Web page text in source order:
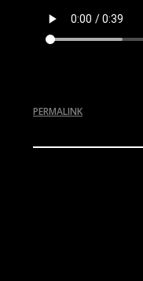
PERMALINK